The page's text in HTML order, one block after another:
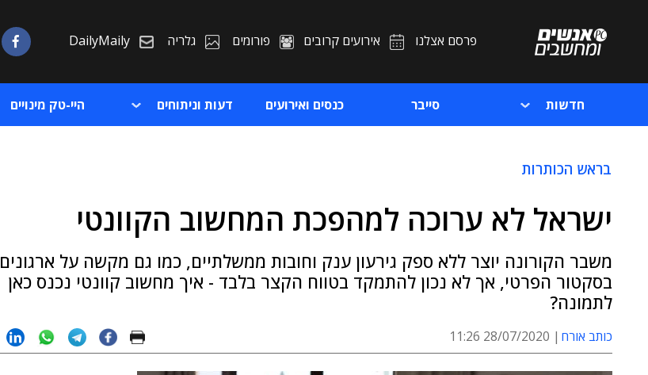
פרסם אצלנו אירועים קרובים פורומים גלריה DailyMaily
חדשות סייבר כנסים ואירועים דעות וניתוחים היי-טק מינויים
בראש הכותרות
ישראל לא ערוכה למהפכת המחשוב הקוונטי
משבר הקורונה יוצר ללא ספק גירעון ענק וחובות ממשלתיים, כמו גם מקשה על ארגונים
בסקטור הפרטי, אך לא נכון להתמקד בטווח הקצר בלבד - איך מחשוב קוונטי נכנס כאן
לתמונה?
כותב אורח 28/07/2020 11:26